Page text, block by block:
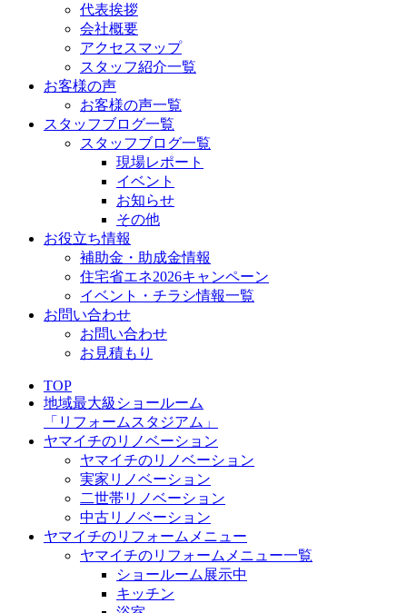
代表挨拶
会社概要
アクセスマップ
スタッフ紹介一覧
お客様の声
お客様の声一覧
スタッフブログ一覧
スタッフブログ一覧
現場レポート
イベント
お知らせ
その他
お役立ち情報
補助金・助成金情報
住宅省エネ2026キャンペーン
イベント・チラシ情報一覧
お問い合わせ
お問い合わせ
お見積もり
TOP
地域最大級ショールーム
「リフォームスタジアム」
ヤマイチのリノベーション
ヤマイチのリノベーション
実家リノベーション
二世帯リノベーション
中古リノベーション
ヤマイチのリフォームメニュー
ヤマイチのリフォームメニュー一覧
ショールーム展示中
キッチン